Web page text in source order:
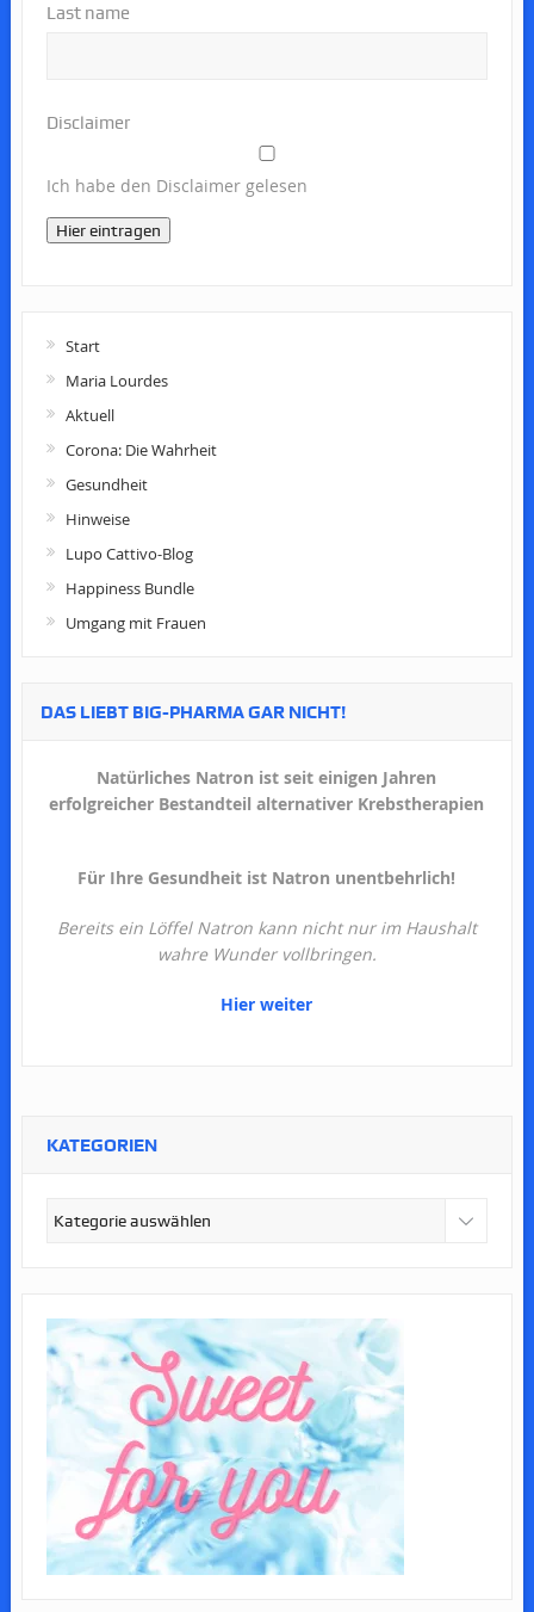
Last name
Disclaimer
Ich habe den Disclaimer gelesen
Hier eintragen
Start
Maria Lourdes
Aktuell
Corona: Die Wahrheit
Gesundheit
Hinweise
Lupo Cattivo-Blog
Happiness Bundle
Umgang mit Frauen
DAS LIEBT BIG-PHARMA GAR NICHT!
Natürliches Natron ist seit einigen Jahren
erfolgreicher Bestandteil alternativer Krebstherapien
Für Ihre Gesundheit ist Natron unentbehrlich!
Bereits ein Löffel Natron kann nicht nur im Haushalt
wahre Wunder vollbringen.
Hier weiter
KATEGORIEN